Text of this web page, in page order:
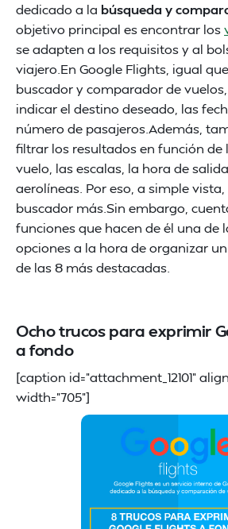
dedicado a la búsqueda y
objetivo principal es encontrar los
se adapten a los requisitos y al
viajero.En Google Flights, igual
buscador y comparador de
indicar el destino deseado, las
número de pasajeros.Además,
filtrar los resultados en función de
vuelo, las escalas, la hora de
aerolíneas. Por eso, a simple
buscador más.Sin embargo,
funciones que hacen de él una de
opciones a la hora de organizar
de las 8 más destacadas.
Ocho trucos para exprimir
a fondo
[caption id="attachment_12101"
width="705"]